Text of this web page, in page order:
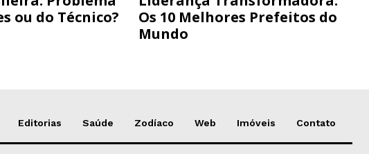
ou do Técnico?
Os 10 Melhores Prefeitos do
Mundo
Editorias Saúde Zodíaco Web Imóveis Contato